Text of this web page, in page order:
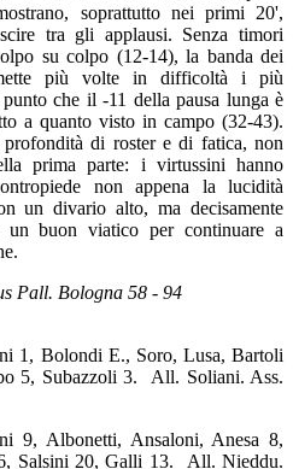
soprattutto nei primi 20',
tra gli applausi. Senza timori
su colpo (12-14), la banda dei
più volte in difficoltà i più
che il -11 della pausa lunga è
a quanto visto in campo (32-43).
di roster e di fatica, non
prima parte: i virtussini hanno
non appena la lucidità
un divario alto, ma decisamente
un buon viatico per continuare a
Pall. Bologna 58 - 94
1, Bolondi E., Soro, Lusa, Bartoli
5, Subazzoli 3. All. Soliani. Ass.
9, Albonetti, Ansaloni, Anesa 8,
Salsini 20, Galli 13. All. Nieddu.